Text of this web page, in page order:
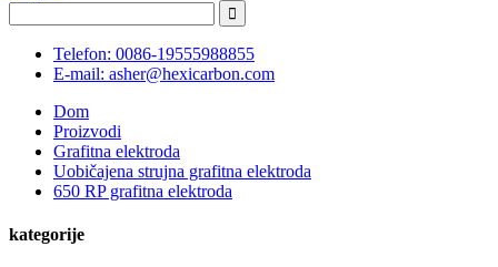
Telefon: 0086-19555988855
E-mail: asher@hexicarbon.com
Dom
Proizvodi
Grafitna elektroda
Uobičajena strujna grafitna elektroda
650 RP grafitna elektroda
kategorije